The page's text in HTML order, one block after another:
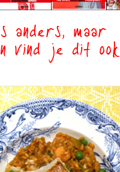
anders, maar
vind je dit ook